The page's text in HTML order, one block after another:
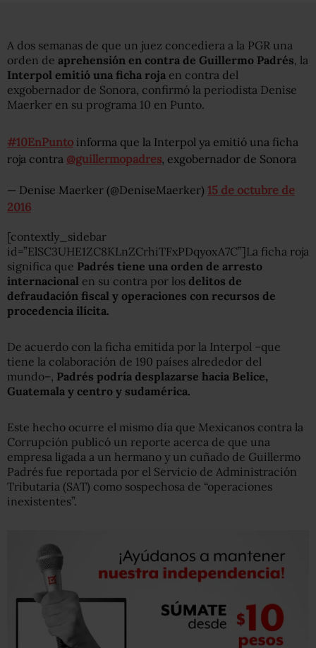
A dos semanas de que un juez concediera a la PGR una
orden de aprehensión en contra de Guillermo Padrés, la
Interpol emitió una ficha roja en contra del
exgobernador de Sonora, confirmó la periodista Denise
Maerker en su programa 10 en Punto.
#10EnPunto informa que la Interpol ya emitió una ficha
roja contra @guillermopadres, exgobernador de Sonora
— Denise Maerker (@DeniseMaerker) 15 de octubre de
2016
[contextly_sidebar
id=”ElSC3UHE1ZC8KLnZCrhiTFxPDqyoxA7C”]La ficha roja
significa que Padrés tiene una orden de arresto
internacional en su contra por los delitos de
defraudación fiscal y operaciones con recursos de
procedencia ilícita.
De acuerdo con la ficha emitida por la Interpol –que
tiene la colaboración de 190 países alrededor del
mundo–, Padrés podría desplazarse hacia Belice,
Guatemala y centro y sudamérica.
Este hecho ocurre el mismo día que Mexicanos contra la
Corrupción publicó un reporte acerca de que una
empresa ligada a un hermano y un cuñado de Guillermo
Padrés fue reportada por el Servicio de Administración
Tributaria (SAT) como sospechosa de “operaciones
inexistentes”.